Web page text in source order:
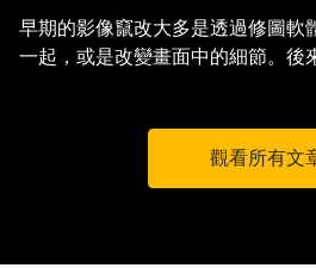
早期的影像竄改大多是透過修圖軟
一起，或是改變畫面中的細節。後
像」並生成一張從沒存在過的人臉
觀看所有文